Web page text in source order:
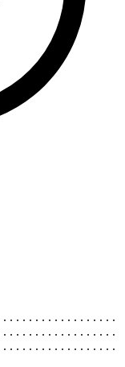
. . . . . . . . . . . . . . . . .
. . . . . . . . . . . . . . . . .
. . . . . . . . . . . . . . . . .